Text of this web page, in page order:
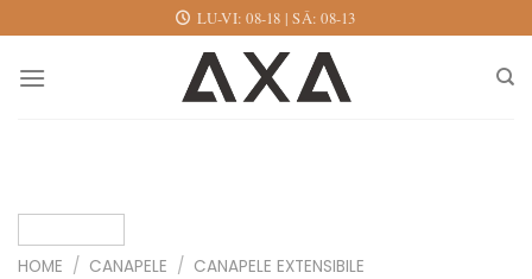
to
content
LU-VI: 08-18 | SÂ: 08-13
HOME / CANAPELE / CANAPELE EXTENSIBILE